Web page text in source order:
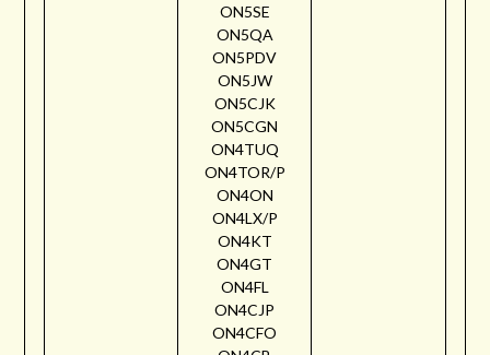
ON5SE
ON5QA
ON5PDV
ON5JW
ON5CJK
ON5CGN
ON4TUQ
ON4TOR/P
ON4ON
ON4LX/P
ON4KT
ON4GT
ON4FL
ON4CJP
ON4CFO